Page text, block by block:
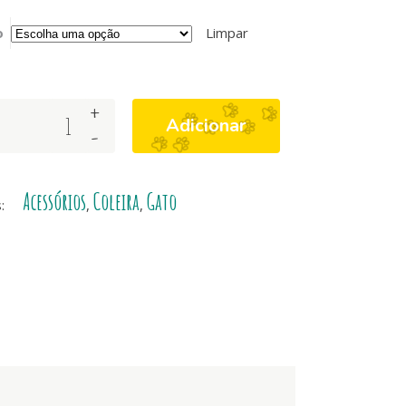
Limpar
-
+ Adicionar
Acessórios, Coleira, Gato